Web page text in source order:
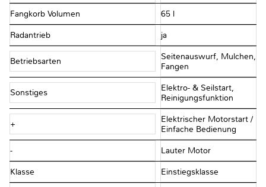
Fangkorb Volumen 65 l
Radantrieb ja
Betriebsarten
Seitenauswurf, Mulchen,
Fangen
Sonstiges
Elektro- & Seilstart,
Reinigungsfunktion
+
Elektrischer Motorstart /
Einfache Bedienung
- Lauter Motor
Klasse Einstiegsklasse